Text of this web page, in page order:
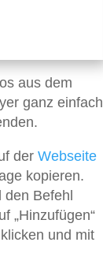
aus dem
ganz einfach
der Webseite
kopieren.
Befehl
„Hinzufügen“
und mit